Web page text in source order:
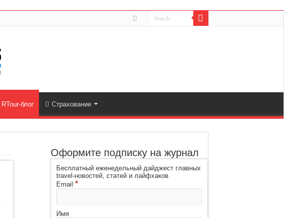
RTour-блог Страхование
Оформите подписку на журнал
Бесплатный еженедельный дайджест главных
travel-новостей, статей и лайфхаков.
Email *
Имя